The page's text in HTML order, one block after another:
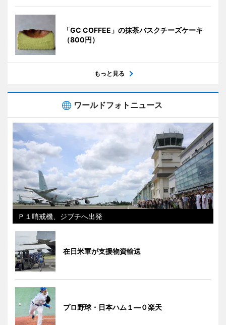
「GC COFFEE」の抹茶バスクチーズケーキ
（800円）
もっと見る
ワールドフォトニュース
Ｐ１哨戒機、ジブチへ出発
在日米軍が支援物資輸送
プロ野球・日本ハム１―０楽天